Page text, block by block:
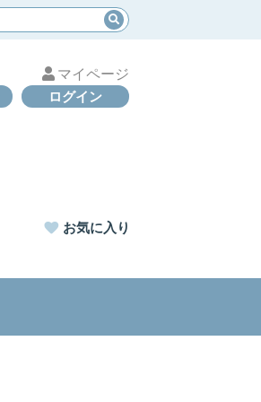
マイページ
ログイン
お気に入り